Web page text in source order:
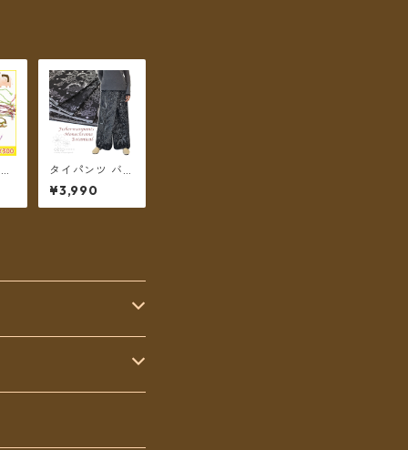
タイパンツ バリ
バティック柄 モ
ノトーン ボタニ
カル 3タイプ リ
¥3,990